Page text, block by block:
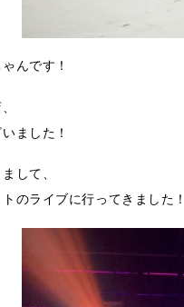
んです！
ました！
して、
のライブに行ってきました！